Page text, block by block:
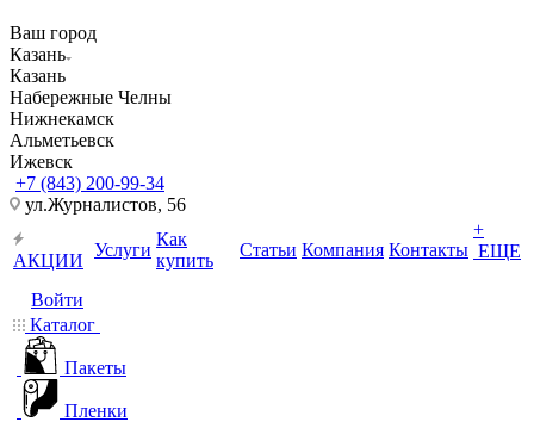
Ваш город
Казань
Казань
Набережные Челны
Нижнекамск
Альметьевск
Ижевск
+7 (843) 200-99-34
ул.Журналистов, 56
АКЦИИ
Услуги
Как
купить
Статьи Компания Контакты
+
ЕЩЕ
Войти
Каталог
Пакеты
Пленки